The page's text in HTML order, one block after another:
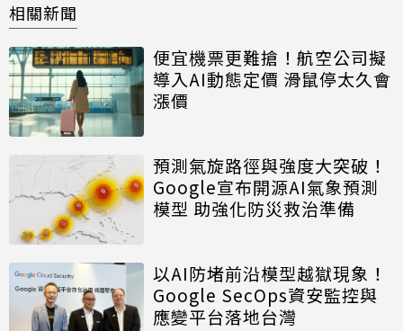
相關新聞
便宜機票更難搶！航空公司擬
導入AI動態定價 滑鼠停太久會
漲價
預測氣旋路徑與強度大突破！
Google宣布開源AI氣象預測
模型 助強化防災救治準備
以AI防堵前沿模型越獄現象！
Google SecOps資安監控與
應變平台落地台灣